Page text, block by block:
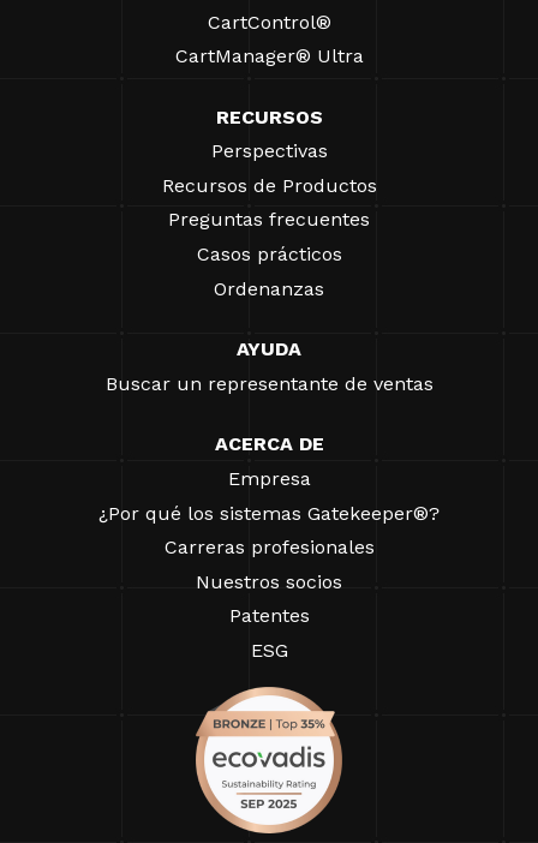
CartControl®
CartManager® Ultra
RECURSOS
Perspectivas
Recursos de Productos
Preguntas frecuentes
Casos prácticos
Ordenanzas
AYUDA
Buscar un representante de ventas
ACERCA DE
Empresa
¿Por qué los sistemas Gatekeeper®?
Carreras profesionales
Nuestros socios
Patentes
ESG